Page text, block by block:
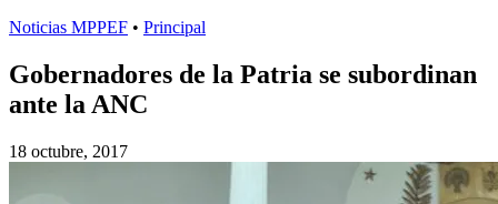
Noticias MPPEF • Principal
Gobernadores de la Patria se subordinan
ante la ANC
18 octubre, 2017